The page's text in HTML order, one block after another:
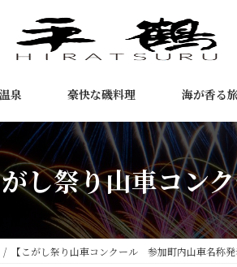
泉 豪快な磯料理 海が香る
し祭り山車コン
【こがし祭り山車コンクール 参加町内山車名称発